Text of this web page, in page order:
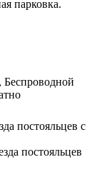
парковка.
Беспроводной
постояльцев с
постояльцев